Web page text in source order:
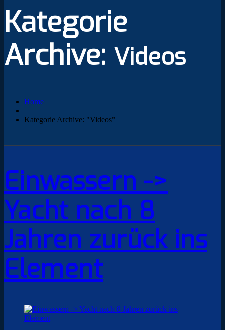
Kategorie
Archive: Videos
Home
Kategorie Archive: "Videos"
Einwassern ->
Yacht nach 8
Jahren zurück ins
Element